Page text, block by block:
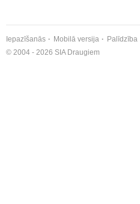
Iepazīšanās Mobilā versija Palīdzība
© 2004 - 2026 SIA Draugiem